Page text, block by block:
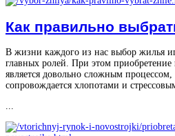
Как правильно
В жизни каждого из нас выбор жилья
главных ролей. При этом
является довольно сложным процессом,
сопровождается хлопотами и
...